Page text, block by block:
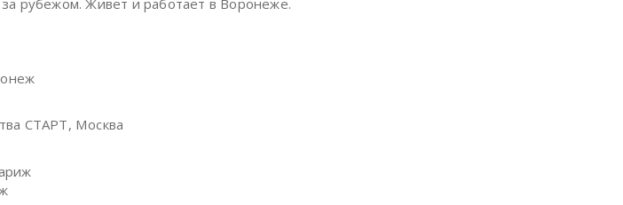
СТАРТ, Москва